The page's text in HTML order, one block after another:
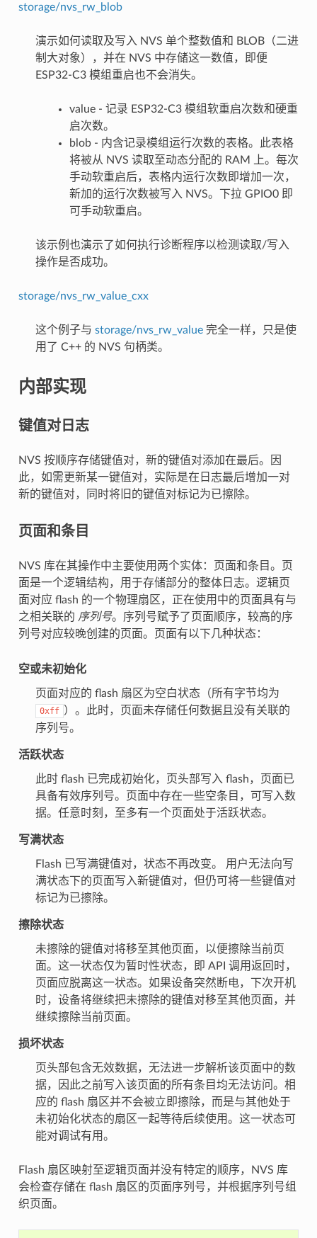
storage/nvs_rw_blob
演示如何读取及写入 NVS 单个整数值和 BLOB（二进
制大对象），并在 NVS 中存储这一数值，即便
ESP32-C3 模组重启也不会消失。
value - 记录 ESP32-C3 模组软重启次数和硬重
启次数。
blob - 内含记录模组运行次数的表格。此表格
将被从 NVS 读取至动态分配的 RAM 上。每次
手动软重启后，表格内运行次数即增加一次，
新加的运行次数被写入 NVS。下拉 GPIO0 即
可手动软重启。
该示例也演示了如何执行诊断程序以检测读取/写入
操作是否成功。
storage/nvs_rw_value_cxx
这个例子与 storage/nvs_rw_value完全一样，只是使
用了 C++ 的 NVS 句柄类。
内部实现
键值对日志
NVS 按顺序存储键值对，新的键值对添加在最后。因
此，如需更新某一键值对，实际是在日志最后增加一对
新的键值对，同时将旧的键值对标记为已擦除。
页面和条目
NVS 库在其操作中主要使用两个实体：页面和条目。页
面是一个逻辑结构，用于存储部分的整体日志。逻辑页
面对应 flash 的一个物理扇区，正在使用中的页面具有与
之相关联的 序列号。序列号赋予了页面顺序，较高的序
列号对应较晚创建的页面。页面有以下几种状态：
空或未初始化
页面对应的 flash 扇区为空白状态（所有字节均为
0xff ）。此时，页面未存储任何数据且没有关联的
序列号。
活跃状态
此时 flash 已完成初始化，页头部写入 flash，页面已
具备有效序列号。页面中存在一些空条目，可写入数
据。任意时刻，至多有一个页面处于活跃状态。
写满状态
Flash 已写满键值对，状态不再改变。 用户无法向写
满状态下的页面写入新键值对，但仍可将一些键值对
标记为已擦除。
擦除状态
未擦除的键值对将移至其他页面，以便擦除当前页
面。这一状态仅为暂时性状态，即 API 调用返回时，
页面应脱离这一状态。如果设备突然断电，下次开机
时，设备将继续把未擦除的键值对移至其他页面，并
继续擦除当前页面。
损坏状态
页头部包含无效数据，无法进一步解析该页面中的数
据，因此之前写入该页面的所有条目均无法访问。相
应的 flash 扇区并不会被立即擦除，而是与其他处于
未初始化状态的扇区一起等待后续使用。这一状态可
能对调试有用。
Flash 扇区映射至逻辑页面并没有特定的顺序，NVS 库
会检查存储在 flash 扇区的页面序列号，并根据序列号组
织页面。